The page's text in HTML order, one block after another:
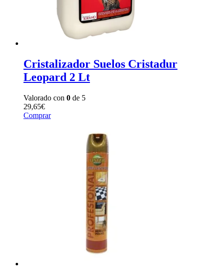
Cristalizador Suelos Cristadur
Leopard 2 Lt
Valorado con 0 de 5
29,65€
Comprar